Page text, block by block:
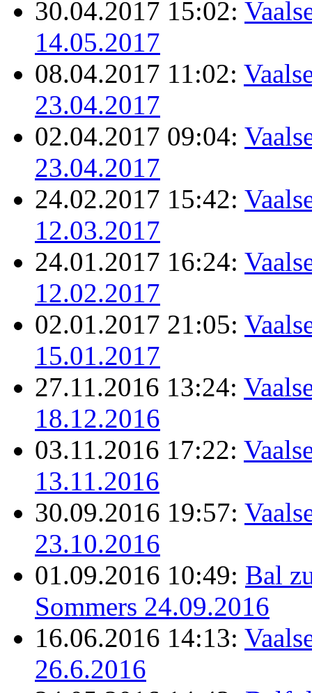
30.04.2017 15:02:
14.05.2017
08.04.2017 11:02:
23.04.2017
02.04.2017 09:04:
23.04.2017
24.02.2017 15:42:
12.03.2017
24.01.2017 16:24:
12.02.2017
02.01.2017 21:05:
15.01.2017
27.11.2016 13:24:
18.12.2016
03.11.2016 17:22:
13.11.2016
30.09.2016 19:57:
23.10.2016
01.09.2016 10:49: Bal
Sommers 24.09.2016
16.06.2016 14:13:
26.6.2016